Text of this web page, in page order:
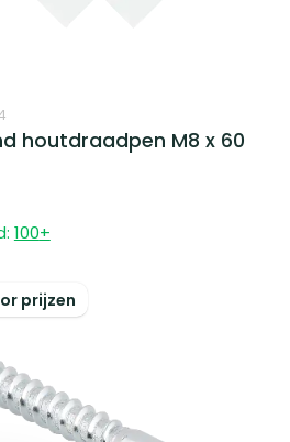
houtdraadpen M8 x 60
100+
prijzen